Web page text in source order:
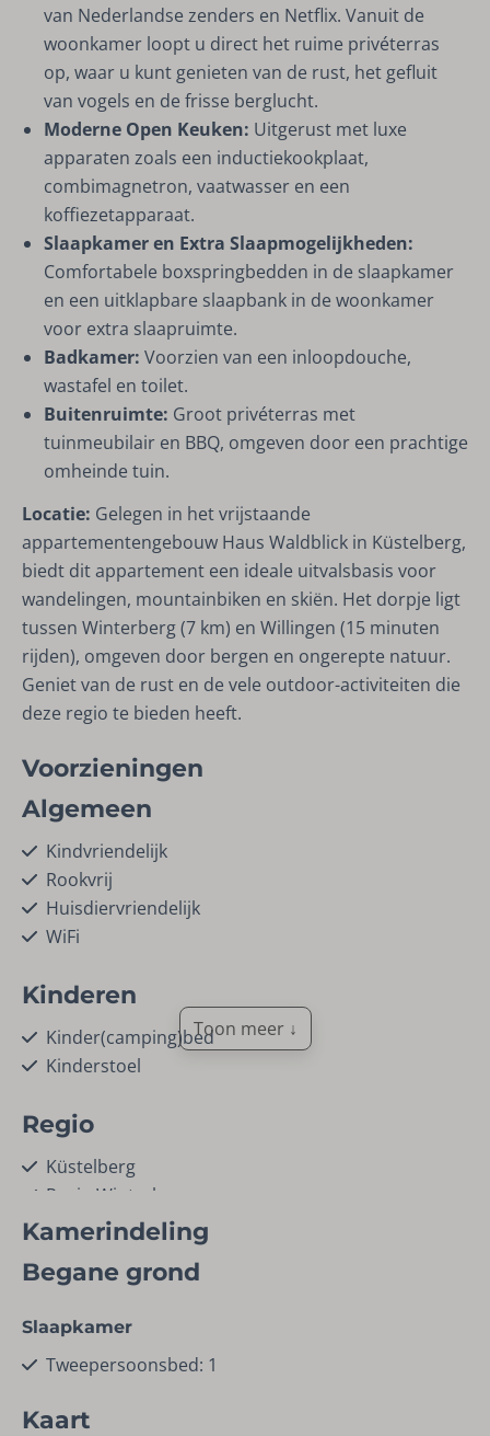
van Nederlandse zenders en Netflix. Vanuit de
woonkamer loopt u direct het ruime privéterras
op, waar u kunt genieten van de rust, het gefluit
van vogels en de frisse berglucht.
Moderne Open Keuken: Uitgerust met luxe
apparaten zoals een inductiekookplaat,
combimagnetron, vaatwasser en een
koffiezetapparaat.
Slaapkamer en Extra Slaapmogelijkheden:
Comfortabele boxspringbedden in de slaapkamer
en een uitklapbare slaapbank in de woonkamer
voor extra slaapruimte.
Badkamer: Voorzien van een inloopdouche,
wastafel en toilet.
Buitenruimte: Groot privéterras met
tuinmeubilair en BBQ, omgeven door een prachtige
omheinde tuin.
Locatie: Gelegen in het vrijstaande
appartementengebouw Haus Waldblick in Küstelberg,
biedt dit appartement een ideale uitvalsbasis voor
wandelingen, mountainbiken en skiën. Het dorpje ligt
tussen Winterberg (7 km) en Willingen (15 minuten
rijden), omgeven door bergen en ongerepte natuur.
Geniet van de rust en de vele outdoor-activiteiten die
deze regio te bieden heeft.
Voorzieningen
Algemeen
Kindvriendelijk
Rookvrij
Huisdiervriendelijk
WiFi
Kinderen
Kinder(camping)bed
Kinderstoel
Regio
Küstelberg
Regio Winterberg
Vaatwasser
Schoonmaakmiddelen
Stofzuiger
Toon meer ↓
Kamerindeling
Begane grond
Slaapkamer
Tweepersoonsbed: 1
Kaart